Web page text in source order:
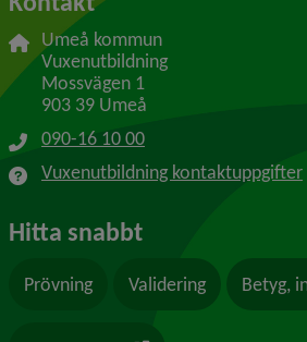
Umeå kommun
Vuxenutbildning
Mossvägen 1
903 39 Umeå
090-16 10 00
Vuxenutbildning kontaktuppgifter
Hitta snabbt
Prövning Validering Betyg,